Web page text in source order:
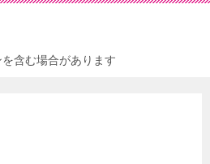
含む場合があります